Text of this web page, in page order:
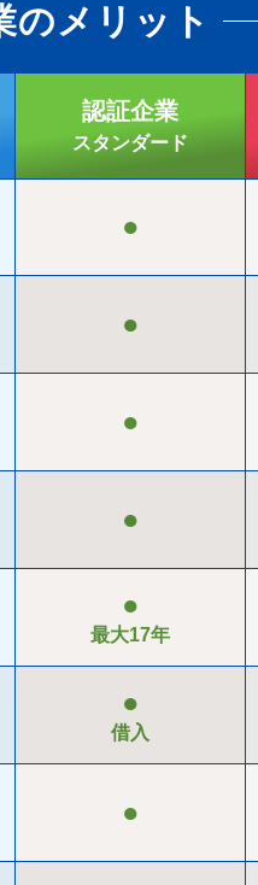
のメリット
認証企業
スタンダー ド
●
●
●
●
●
最大17年
●
借入
●